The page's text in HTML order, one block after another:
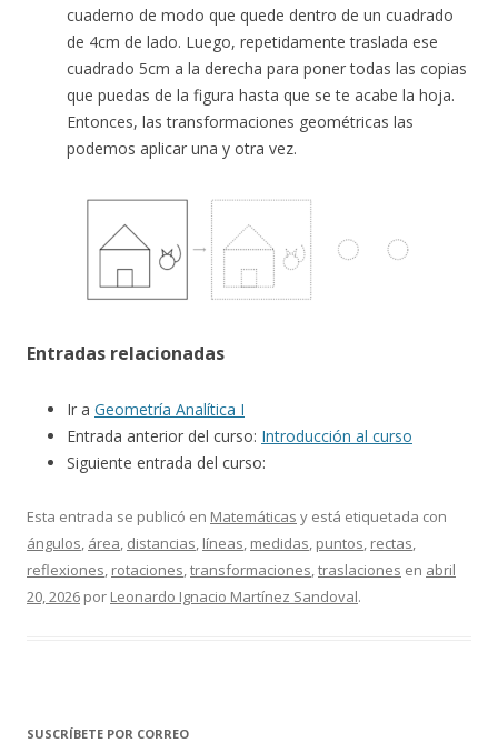
cuaderno de modo que quede dentro de un cuadrado
de 4cm de lado. Luego, repetidamente traslada ese
cuadrado 5cm a la derecha para poner todas las copias
que puedas de la figura hasta que se te acabe la hoja.
Entonces, las transformaciones geométricas las
podemos aplicar una y otra vez.
Entradas relacionadas
Ir a Geometría Analítica I
Entrada anterior del curso: Introducción al curso
Siguiente entrada del curso:
Esta entrada se publicó en Matemáticas y está etiquetada con
ángulos, área, distancias, líneas, medidas, puntos, rectas,
reflexiones, rotaciones,transformaciones,traslaciones en abril
20, 2026 por Leonardo Ignacio Martínez Sandoval.
SUSCRÍBETE POR CORREO